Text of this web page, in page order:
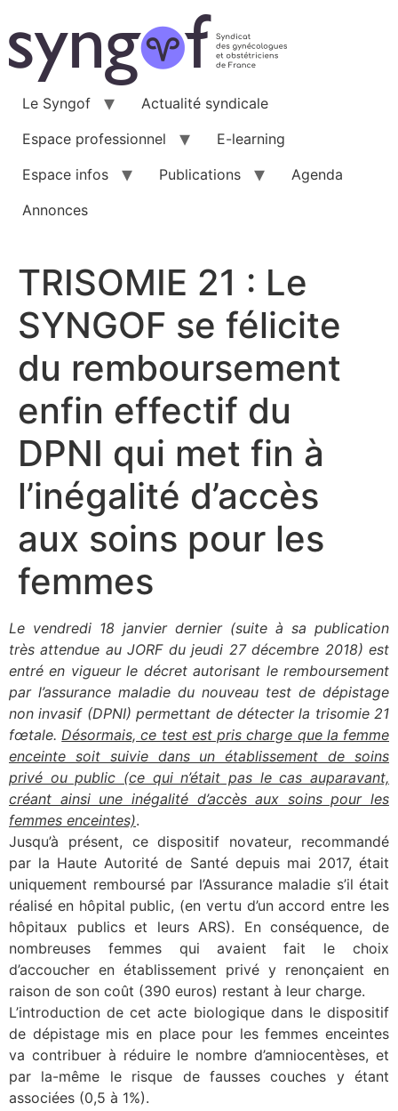
au
contenu
Le Syngof
Actualité syndicale
Espace professionnel
E-learning
Espace infos
Publications
Agenda
Annonces
TRISOMIE 21 : Le
SYNGOF se félicite
du remboursement
enfin effectif du
DPNI qui met fin à
l’inégalité d’accès
aux soins pour les
femmes
Le vendredi 18 janvier dernier (suite à sa publication
très attendue au JORF du jeudi 27 décembre 2018) est
entré en vigueur le décret autorisant le remboursement
par l’assurance maladie du nouveau test de dépistage
non invasif (DPNI) permettant de détecter la trisomie 21
fœtale.Désormais, ce test est pris charge que la femme
enceinte soit suivie dans un établissement de soins
privé ou public (ce qui n’était pas le cas auparavant,
créant ainsi une inégalité d’accès aux soins pour les
femmes enceintes).
Jusqu’à présent, ce dispositif novateur, recommandé
par la Haute Autorité de Santé depuis mai 2017, était
uniquement remboursé par l’Assurance maladie s’il était
réalisé en hôpital public, (en vertu d’un accord entre les
hôpitaux publics et leurs ARS). En conséquence, de
nombreuses femmes qui avaient fait le choix
d’accoucher en établissement privé y renonçaient en
raison de son coût (390 euros) restant à leur charge.
L’introduction de cet acte biologique dans le dispositif
de dépistage mis en place pour les femmes enceintes
va contribuer à réduire le nombre d’amniocentèses, et
par la-même le risque de fausses couches y étant
associées (0,5 à 1%).